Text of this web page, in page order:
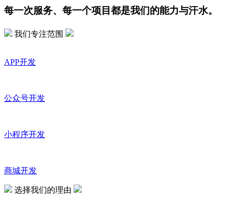
每一次服务、每一个项目都是我们的能力与汗水。
我们专注范围
APP开发
公众号开发
小程序开发
商城开发
选择我们的理由